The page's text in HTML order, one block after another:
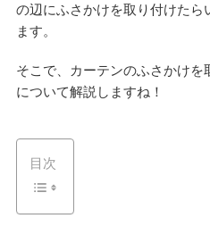
の辺にふさかけを取り付けたら
ます。
そこで、カーテンのふさかけ
について解説しますね！
目次